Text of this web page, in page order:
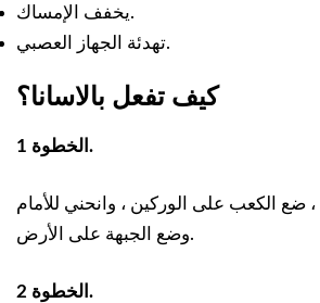
يخفف الإمساك.
تهدئة الجهاز العصبي.
كيف تفعل بالاسانا؟
الخطوة 1.
ضع الكعب على الوركين ، وانحني للأمام
وضع الجبهة على الأرض.
الخطوة 2.